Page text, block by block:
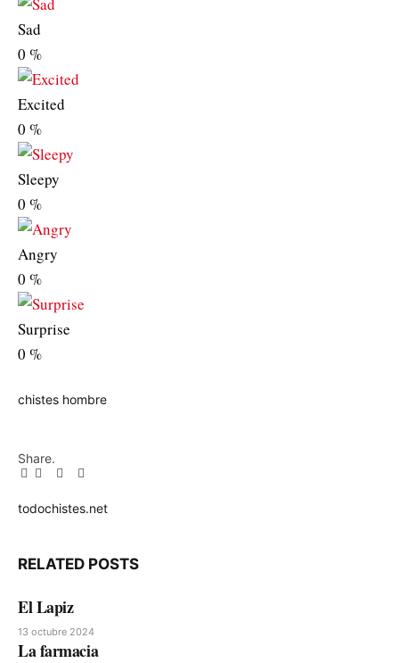
Sad
0 %
Excited
0 %
Sleepy
0 %
Angry
0 %
Surprise
0 %
chistes hombre
Share.
Facebook
TwitterPinterest
LinkedIn
Tumblr
Email
todochistes.net
RELATED POSTS
El Lapiz
13 octubre 2024
La farmacia